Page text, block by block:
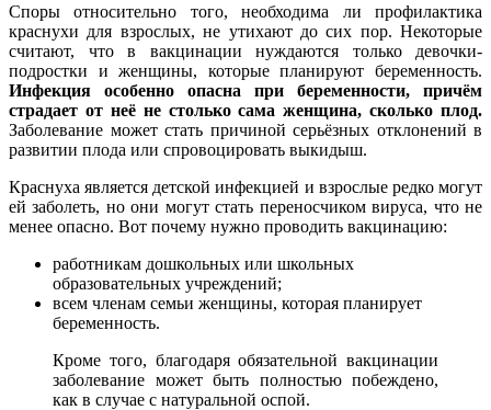
Споры относительно того, необходима ли профилактика
краснухи для взрослых, не утихают до сих пор. Некоторые
считают, что в вакцинации нуждаются только девочки-
подростки и женщины, которые планируют беременность.
Инфекция особенно опасна при беременности, причём
страдает от неё не столько сама женщина, сколько плод.
Заболевание может стать причиной серьёзных отклонений в
развитии плода или спровоцировать выкидыш.
Краснуха является детской инфекцией и взрослые редко могут
ей заболеть, но они могут стать переносчиком вируса, что не
менее опасно. Вот почему нужно проводить вакцинацию:
работникам дошкольных или школьных
образовательных учреждений;
всем членам семьи женщины, которая планирует
беременность.
Кроме того, благодаря обязательной вакцинации
заболевание может быть полностью побеждено,
как в случае с натуральной оспой.